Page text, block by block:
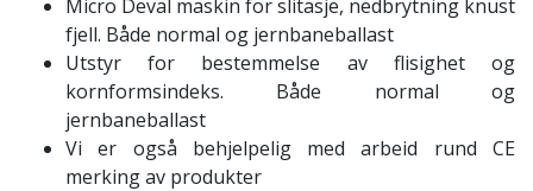
Micro Deval maskin for slitasje, nedbrytning knust
fjell. Både normal og jernbaneballast
Utstyr for bestemmelse av flisighet og
kornformsindeks. Både normal og
jernbaneballast
Vi er også behjelpelig med arbeid rund CE
merking av produkter